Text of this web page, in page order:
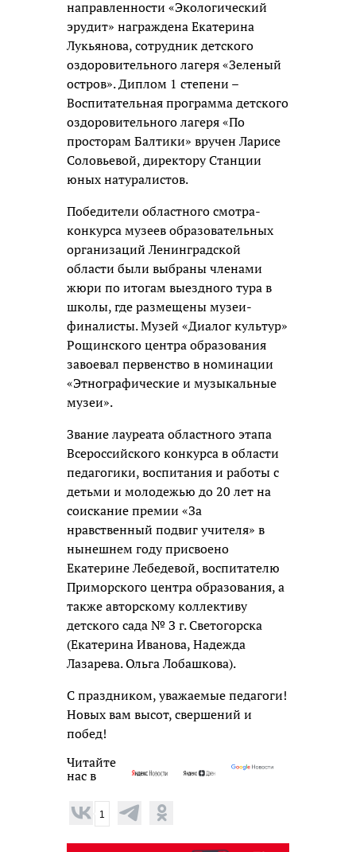
направленности «Экологический
эрудит» награждена Екатерина
Лукьянова, сотрудник детского
оздоровительного лагеря «Зеленый
остров». Диплом 1 степени –
Воспитательная программа детского
оздоровительного лагеря «По
просторам Балтики» вручен Ларисе
Соловьевой, директору Станции
юных натуралистов.
Победители областного смотра-
конкурса музеев образовательных
организаций Ленинградской
области были выбраны членами
жюри по итогам выездного тура в
школы, где размещены музеи-
финалисты. Музей «Диалог культур»
Рощинского центра образования
завоевал первенство в номинации
«Этнографические и музыкальные
музеи».
Звание лауреата областного этапа
Всероссийского конкурса в области
педагогики, воспитания и работы с
детьми и молодежью до 20 лет на
соискание премии «За
нравственный подвиг учителя» в
нынешнем году присвоено
Екатерине Лебедевой, воспитателю
Приморского центра образования, а
также авторскому коллективу
детского сада № З г. Светогорска
(Екатерина Иванова, Надежда
Лазарева. Ольга Лобашкова).
С праздником, уважаемые педагоги!
Новых вам высот, свершений и
побед!
Читайте
нас в
1